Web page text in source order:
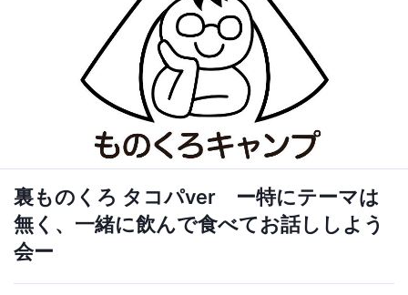
裏ものくろ タコパver ー特にテーマは
無く、一緒に飲んで食べてお話ししよう
会ー